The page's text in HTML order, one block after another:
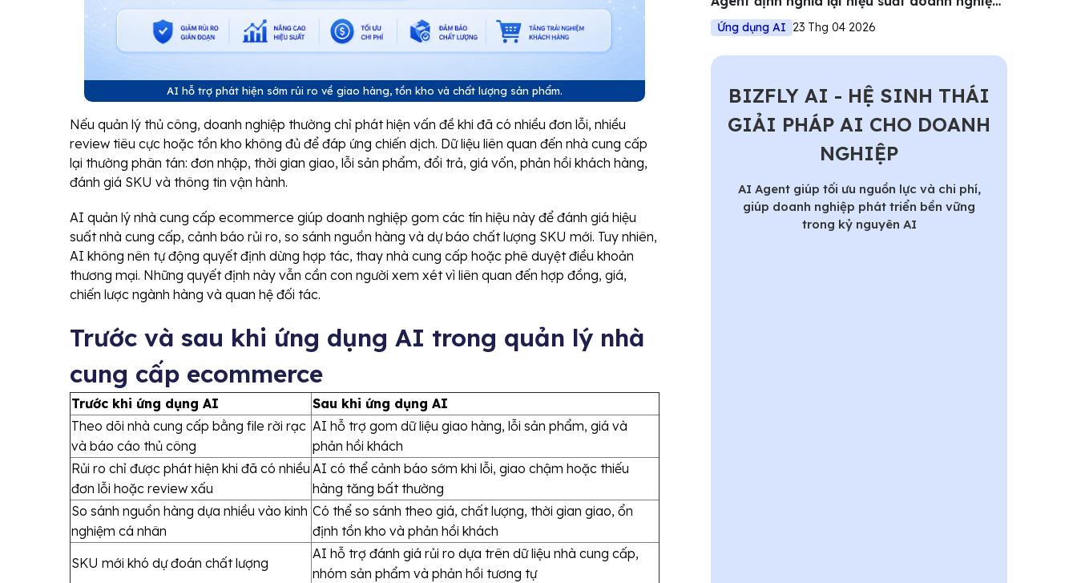
AI hỗ trợ phát hiện sớm rủi ro về giao hàng, tồn kho và chất lượng sản phẩm.
Nếu quản lý thủ công, doanh nghiệp thường chỉ phát hiện vấn đề khi đã có nhiều đơn lỗi, nhiều
review tiêu cực hoặc tồn kho không đủ để đáp ứng chiến dịch. Dữ liệu liên quan đến nhà cung cấp
lại thường phân tán: đơn nhập, thời gian giao, lỗi sản phẩm, đổi trả, giá vốn, phản hồi khách hàng,
đánh giá SKU và thông tin vận hành.
AI quản lý nhà cung cấp ecommerce giúp doanh nghiệp gom các tín hiệu này để đánh giá hiệu
suất nhà cung cấp, cảnh báo rủi ro, so sánh nguồn hàng và dự báo chất lượng SKU mới. Tuy nhiên,
AI không nên tự động quyết định dừng hợp tác, thay nhà cung cấp hoặc phê duyệt điều khoản
thương mại. Những quyết định này vẫn cần con người xem xét vì liên quan đến hợp đồng, giá,
chiến lược ngành hàng và quan hệ đối tác.
Trước và sau khi ứng dụng AI trong quản lý nhà
cung cấp ecommerce
Trước khi ứng dụng AI
Sau khi ứng dụng AI
Theo dõi nhà cung cấp bằng file rời rạc
và báo cáo thủ công
AI hỗ trợ gom dữ liệu giao hàng, lỗi sản phẩm, giá và
phản hồi khách
Rủi ro chỉ được phát hiện khi đã có nhiều
đơn lỗi hoặc review xấu
AI có thể cảnh báo sớm khi lỗi, giao chậm hoặc thiếu
hàng tăng bất thường
So sánh nguồn hàng dựa nhiều vào kinh
nghiệm cá nhân
Có thể so sánh theo giá, chất lượng, thời gian giao, ổn
định tồn kho và phản hồi khách
SKU mới khó dự đoán chất lượng
AI hỗ trợ đánh giá rủi ro dựa trên dữ liệu nhà cung cấp,
nhóm sản phẩm và phản hồi tương tự
Việt
Ứng dụng AI 23 Thg 04 2026
BIZFLY AI - HỆ SINH THÁI
GIẢI PHÁP AI CHO DOANH
NGHIỆP
AI Agent giúp tối ưu nguồn lực và chi phí,
giúp doanh nghiệp phát triển bền vững
trong kỷ nguyên AI